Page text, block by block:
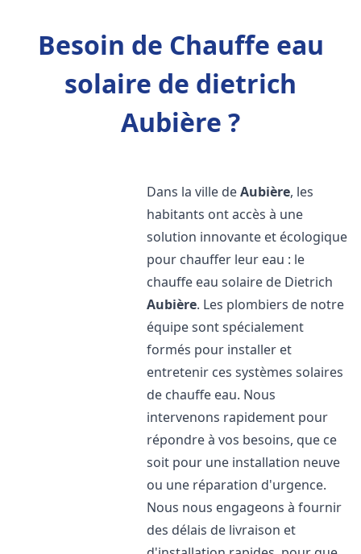
Besoin de Chauffe eau
solaire de dietrich
Aubière ?
Dans la ville deAubière, les
habitants ont accès à une
solution innovante et écologique
pour chauffer leur eau : le
chauffe eau solaire de Dietrich
Aubière. Les plombiers de notre
équipe sont spécialement
formés pour installer et
entretenir ces systèmes solaires
de chauffe eau. Nous
intervenons rapidement pour
répondre à vos besoins, que ce
soit pour une installation neuve
ou une réparation d'urgence.
Nous nous engageons à fournir
des délais de livraison et